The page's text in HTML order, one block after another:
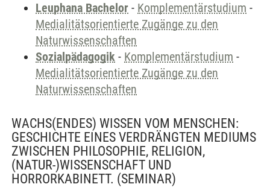
Leuphana Bachelor - Komplementärstudium -
Medialitätsorientierte Zugänge zu den
Naturwissenschaften
Sozialpädagogik - Komplementärstudium -
Medialitätsorientierte Zugänge zu den
Naturwissenschaften
WACHS(ENDES) WISSEN VOM MENSCHEN:
GESCHICHTE EINES VERDRÄNGTEN MEDIUMS
ZWISCHEN PHILOSOPHIE, RELIGION,
(NATUR-)WISSENSCHAFT UND
HORRORKABINETT. (SEMINAR)